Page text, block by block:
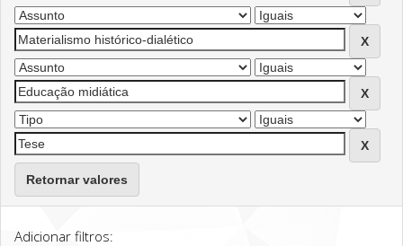
Retornar valores
Adicionar filtros: